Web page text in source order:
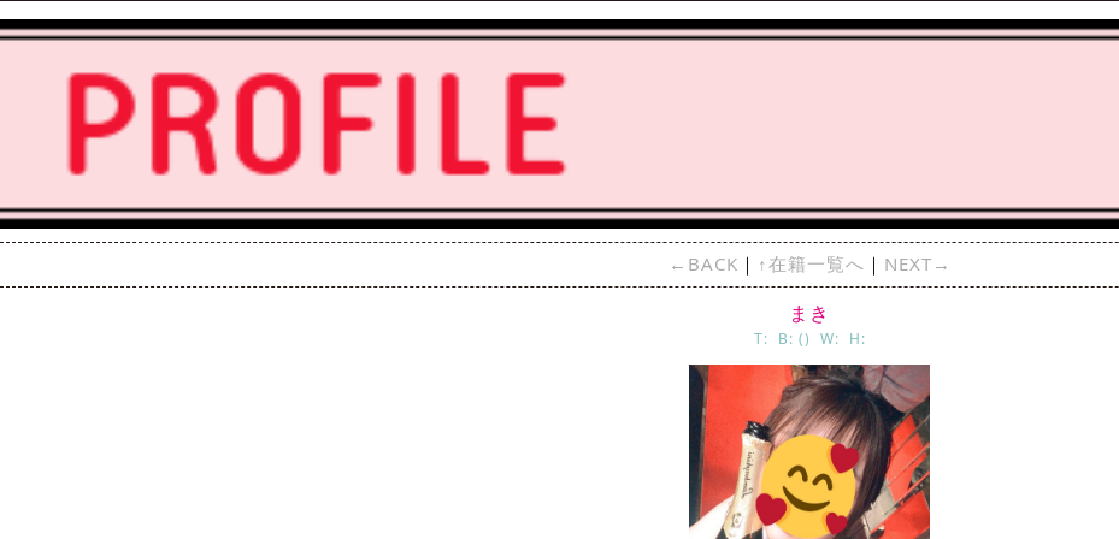
←BACK ｜ ↑在籍一覧へ ｜ NEXT→
まき
T: B: () W: H: